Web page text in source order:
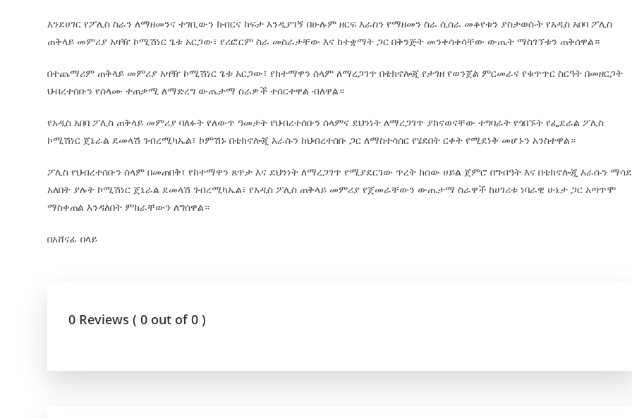
እንደሀገር የፖሊስ ስራን ለማዘመንና ተገቢውን ክብርና ከፍታ እንዲያገኝ በሁሉም ዘርፍ እራስን የማዘመን ስራ ሲሰራ መቆየቱን ያስታወሱት የአዲስ አበባ ፖሊስ
ጠቅላይ መምሪያ አዛዥ ኮሚሽነር ጌቱ አርጋው፣ የሪፎርም ስራ መስራታቸው እና ከተቋማት ጋር በቅንጅት መንቀሳቀሳቸው ውጤት ማስገኘቱን ጠቅሰዋል።
በተጨማሪም ጠቅላይ መምሪያ አዛዥ ኮሚሽነር ጌቱ አርጋው፣ የከተማዋን ሰላም ለማረጋገጥ በቴክኖሎጂ የታገዘ የወንጀል ምርመራና የቁጥጥር ስርዓት በመዘርጋት
ህብረተሰቡን የሰላሙ ተጠቃሚ ለማድረግ ውጤታማ ስራዎች ተሰርተዋል ብለዋል።
የአዲስ አበባ ፖሊስ ጠቅላይ መምሪያ ባለፉት የለውጥ ዓመታት የህብረተሰቡን ሰላምና ደህንነት ለማረጋገጥ ያከናወናቸው ተግባራት የጎበኙት የፌደራል ፖሊስ
ኮሚሽነር ጀኔራል ደመላሽ ገብረሚካኤል፣ ኮምሽኑ በቴክኖሎጂ እራሱን ከህብረተሰቡ ጋር ለማስተሳሰር የሄደበት ርቀት የሚደነቅ መሆኑን አንስተዋል።
ፖሊስ የህብረተሰቡን ሰላም በመጠበቅ፣ የከተማዋን ጸጥታ እና ደህንነት ለማረጋገጥ የሚያደርገው ጥረት ከሰው ሀይል ጀምሮ በግብዓት እና በቴክኖሎጂ እራሱን
አለበት ያሉት ኮሚሽነር ጀኔራል ደመላሽ ገብረሚካኤል፣ የአዲስ ፖሊስ ጠቅላይ መምሪያ የጀመራቸውን ውጤታማ ስራዋች ከሀገሪቱ ነባራዊ ሁኔታ ጋር አጣጥሞ
ማስቀጠል እንዳለበት ምክራቸውን ለግሰዋል።
በአሸናፊ በላይ
0 Reviews ( 0 out of 0 )